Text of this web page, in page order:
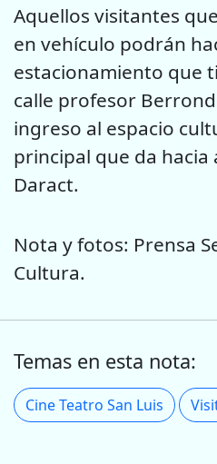
Aquellos visitantes
en vehículo podrán
estacionamiento que
calle profesor
ingreso al espacio
principal que da hacia
Daract.
Nota y fotos: Prensa
Cultura.
Temas en esta nota:
Cine Teatro San Luis